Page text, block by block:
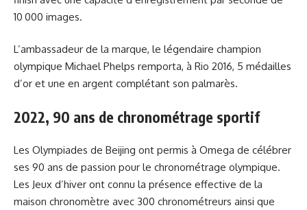
10 000 images.
L’ambassadeur de la marque, le légendaire champion
olympique Michael Phelps remporta, à Rio 2016, 5 médailles
d’or et une en argent complétant son palmarès.
2022, 90 ans de chronométrage sportif
Les Olympiades de Beijing ont permis à Omega de célébrer
ses 90 ans de passion pour le chronométrage olympique.
Les Jeux d’hiver ont connu la présence effective de la
maison chronomètre avec 300 chronométreurs ainsi que